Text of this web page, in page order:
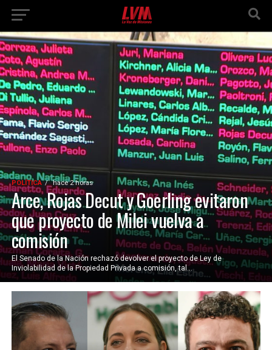
POLÍTICA hace 2 horas
Arce, Rojas Decut y Goerling evitaron
que proyecto de Milei vuelva a
comisión
El Senado de la Nación rechazó devolver el proyecto de Ley de
Inviolabilidad de la Propiedad Privada a comisión, tal...